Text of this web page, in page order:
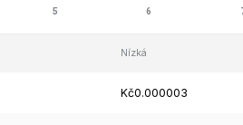
Nízká
Kč0.000003